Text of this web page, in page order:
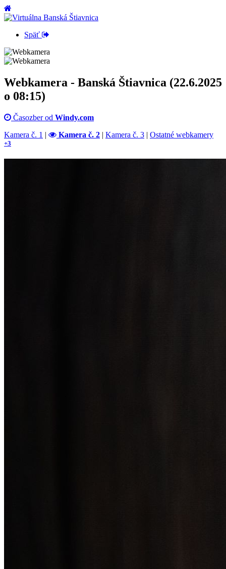
Späť
Webkamera - Banská Štiavnica (22.6.2025
o 08:15)
Časozber od Windy.com
Kamera č. 1 | Kamera č. 2 | Kamera č. 3 | Ostatné webkamery
+3